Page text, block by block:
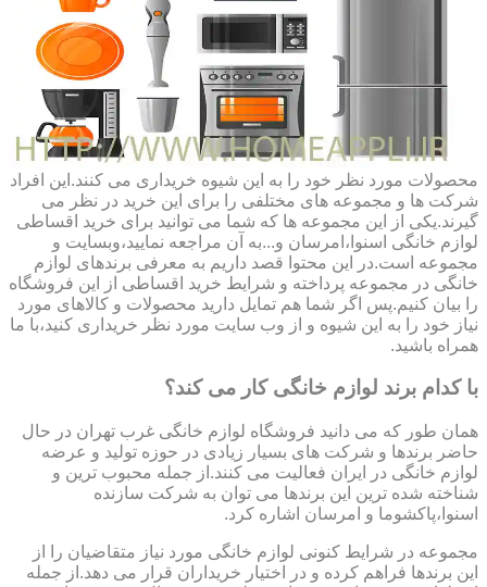
محصولات مورد نظر خود را به این شیوه خریداری می کنند.این افراد
شرکت ها و مجموعه های مختلفی را برای این خرید در نظر می
گیرند.یکی از این مجموعه ها که شما می توانید برای خرید اقساطی
لوازم خانگی اسنوا،امرسان و...به آن مراجعه نمایید،وبسایت و
مجموعه است.در این محتوا قصد داریم به معرفی برندهای لوازم
خانگی در مجموعه پرداخته و شرایط خرید اقساطی از این فروشگاه
را بیان کنیم.پس اگر شما هم تمایل دارید محصولات و کالاهای مورد
نیاز خود را به این شیوه و از وب سایت مورد نظر خریداری کنید،با ما
همراه باشید.
با کدام برند لوازم خانگی کار می کند؟
همان طور که می دانید فروشگاه لوازم خانگی غرب تهران در حال
حاضر برندها و شرکت های بسیار زیادی در حوزه تولید و عرضه
لوازم خانگی در ایران فعالیت می کنند.از جمله محبوب ترین و
شناخته شده ترین این برندها می توان به شرکت سازنده
اسنوا،پاکشوما و امرسان اشاره کرد.
مجموعه در شرایط کنونی لوازم خانگی مورد نیاز متقاضیان را از
این برندها فراهم کرده و در اختیار خریداران قرار می دهد.از جمله